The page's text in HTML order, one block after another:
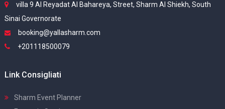
villa 9 Al Reyadat Al Bahareya, Street, Sharm Al Shiekh, South
Sinai Governorate
booking@yallasharm.com
+201118500079
Link Consigliati
Sharm Event Planner